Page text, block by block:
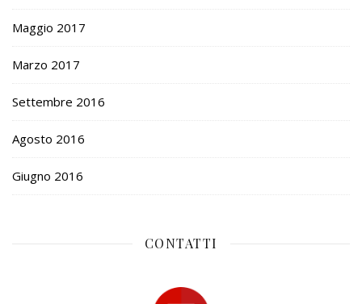
Maggio 2017
Marzo 2017
Settembre 2016
Agosto 2016
Giugno 2016
CONTATTI